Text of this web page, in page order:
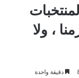
، ولا
دقيقة واحدة